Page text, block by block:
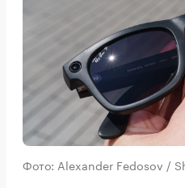
Фото: Alexander Fedosov /